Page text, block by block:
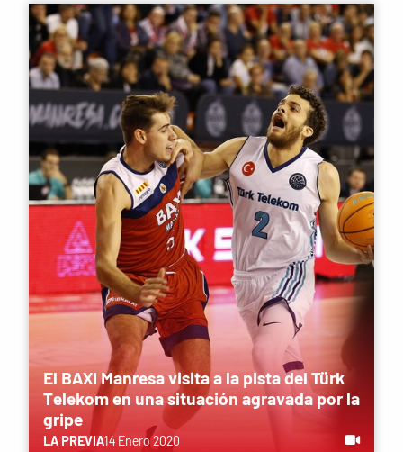
El BAXI Manresa visita a la pista del Türk
Telekom en una situación agravada por la
gripe
LA PREVIA14 Enero 2020